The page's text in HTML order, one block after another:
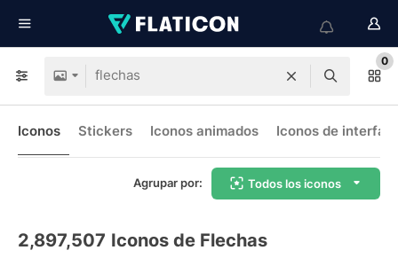
0
Iconos Stickers Iconos animados Iconos de interfaz
Agrupar por: Todos los iconos
2,897,507 Iconos de Flechas